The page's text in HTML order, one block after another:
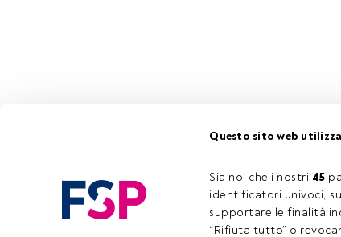
Questo sito web
Sia noi che i nostri 45
identificatori univoci,
supportare le finalità
“Rifiuta tutto” o